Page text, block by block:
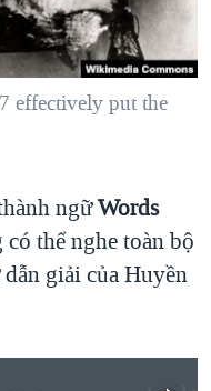
GAZA
THẮNG CUỘC'
NAM
effectively put the
ngữWords
thể nghe toàn bộ
giải của Huyền